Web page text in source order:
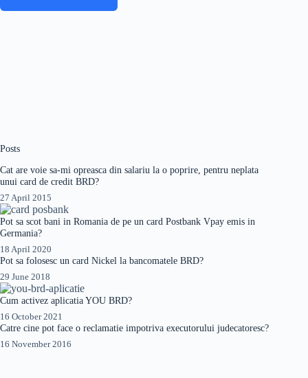
Posts
Cat are voie sa-mi opreasca din salariu la o poprire, pentru neplata
unui card de credit BRD?
27 April 2015
Pot sa scot bani in Romania de pe un card Postbank Vpay emis in
Germania?
18 April 2020
Pot sa folosesc un card Nickel la bancomatele BRD?
29 June 2018
Cum activez aplicatia YOU BRD?
16 October 2021
Catre cine pot face o reclamatie impotriva executorului judecatoresc?
16 November 2016